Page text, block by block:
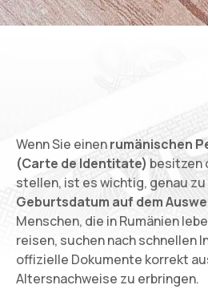
Wenn Sie einenrumänischen
(Carte de Identitate) besitzen
stellen, ist es wichtig, genau zu
Geburtsdatum auf dem
Menschen, die in Rumänien
reisen, suchen nach schnellen
offizielle Dokumente korrekt
Altersnachweise zu erbringen.